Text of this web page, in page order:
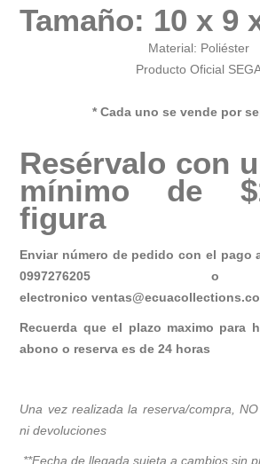
Tamaño: 10 x 9
Material: Poliéster
Producto Oficial
* Cada uno se vende por
Resérvalo con
mínimo de
figura
Enviar número de pedido con el pago
0997276205
electronico
Recuerda que el plazo maximo para
abono o reserva es de 24 horas
Una vez realizada la reserva/compra,
ni devoluciones
**Fecha de llegada sujeta a cambios sin